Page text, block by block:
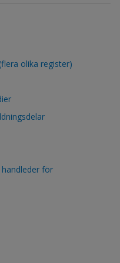
olika register)
handleder för